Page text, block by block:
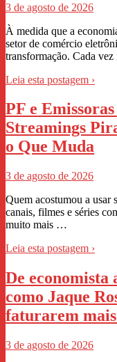
3 de agosto de 2026
À medida que a
setor de comércio
transformação. Cada
Leia esta postagem ›
PF e
Streamings
o Que Muda
3 de agosto de 2026
Quem acostumou a usar
canais, filmes e séries
muito mais …
Leia esta postagem ›
De economista
como Jaque
faturarem
3 de agosto de 2026